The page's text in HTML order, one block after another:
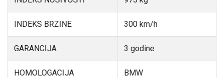
INDEKS BRZINE 300 km/h
GARANCIJA 3 godine
HOMOLOGACIJA BMW